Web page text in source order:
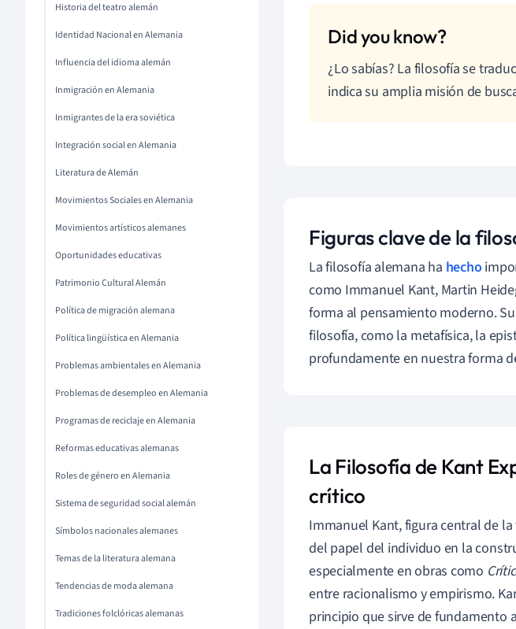
Historia del teatro alemán
Identidad Nacional en Alemania
Influencia del idioma alemán
Inmigración en Alemania
Inmigrantes de la era soviética
Integración social en Alemania
Literatura de Alemán
Movimientos Sociales en Alemania
Movimientos artísticos alemanes
Oportunidades educativas
Patrimonio Cultural Alemán
Política de migración alemana
Política lingüística en Alemania
Problemas ambientales en Alemania
Problemas de desempleo en Alemania
Programas de reciclaje en Alemania
Reformas educativas alemanas
Roles de género en Alemania
Sistema de seguridad social alemán
Símbolos nacionales alemanes
Temas de la literatura alemana
Tendencias de moda alemana
Tradiciones folclóricas alemanas
¿Lo sabías? La filosofía se
indica su amplia misión de
Figuras clave de la
La filosofía alemana ha hecho
como Immanuel Kant, Martin
forma al pensamiento moderno.
filosofía, como la metafísica, la
profundamente en nuestra forma
La Filosofía de Kant
crítico
Immanuel Kant, figura central de
del papel del individuo en la
especialmente en obras como
entre racionalismo y empirismo.
principio que sirve de fundamento